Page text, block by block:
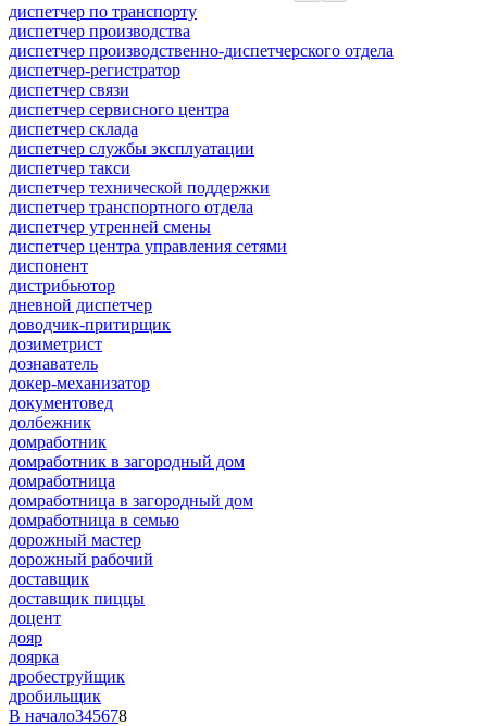
диспетчер по транспорту
диспетчер производства
диспетчер производственно-диспетчерского отдела
диспетчер-регистратор
диспетчер связи
диспетчер сервисного центра
диспетчер склада
диспетчер службы эксплуатации
диспетчер такси
диспетчер технической поддержки
диспетчер транспортного отдела
диспетчер утренней смены
диспетчер центра управления сетями
диспонент
дистрибьютор
дневной диспетчер
доводчик-притирщик
дозиметрист
дознаватель
докер-механизатор
документовед
долбежник
домработник
домработник в загородный дом
домработница
домработница в загородный дом
домработница в семью
дорожный мастер
дорожный рабочий
доставщик
доставщик пиццы
доцент
дояр
доярка
дробеструйщик
дробильщик
В начало345678